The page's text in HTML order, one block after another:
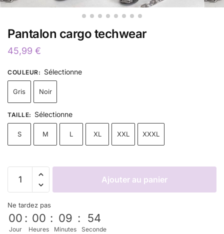
Pantalon cargo techwear
45,99 €
COULEUR: Sélectionne
Gris Noir
TAILLE: Sélectionne
S M L XL XXL XXXL
Ajouter au panier
Ne tardez pas
00
Jour
: 00
Heures
: 09
Minutes
: 54
Seconde